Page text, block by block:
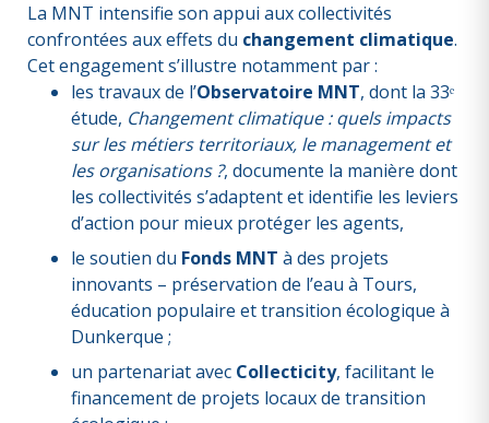
La MNT intensifie son appui aux collectivités
confrontées aux effets du changement climatique.
Cet engagement s’illustre notamment par :
les travaux de l’Observatoire MNT, dont la 33ᵉ
étude, Changement climatique : quels impacts
sur les métiers territoriaux, le management et
les organisations ?, documente la manière dont
les collectivités s’adaptent et identifie les leviers
d’action pour mieux protéger les agents,
le soutien du Fonds MNT à des projets
innovants – préservation de l’eau à Tours,
éducation populaire et transition écologique à
Dunkerque ;
un partenariat avec Collecticity, facilitant le
financement de projets locaux de transition